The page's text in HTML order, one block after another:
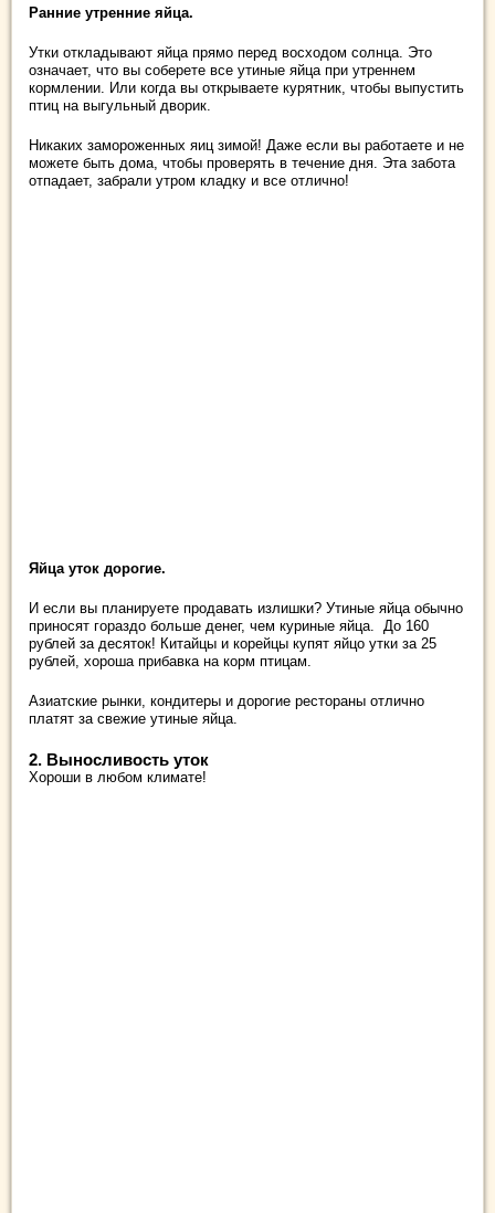
Ранние утренние яйца.
Утки откладывают яйца прямо перед восходом солнца. Это
означает, что вы соберете все утиные яйца при утреннем
кормлении. Или когда вы открываете курятник, чтобы выпустить
птиц на выгульный дворик.
Никаких замороженных яиц зимой! Даже если вы работаете и не
можете быть дома, чтобы проверять в течение дня. Эта забота
отпадает, забрали утром кладку и все отлично!
Яйца уток дорогие.
И если вы планируете продавать излишки? Утиные яйца обычно
приносят гораздо больше денег, чем куриные яйца. До 160
рублей за десяток! Китайцы и корейцы купят яйцо утки за 25
рублей, хороша прибавка на корм птицам.
Азиатские рынки, кондитеры и дорогие рестораны отлично
платят за свежие утиные яйца.
2. Выносливость уток
Хороши в любом климате!